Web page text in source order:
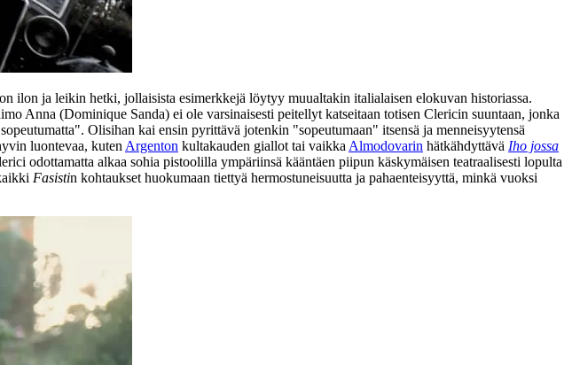
ilon ja leikin hetki, jollaisista esimerkkejä löytyy muualtakin italialaisen elokuvan historiassa.
Anna (Dominique Sanda) ei ole varsinaisesti peitellyt katseitaan totisen Clericin suuntaan, jonka
Olisihan kai ensin pyrittävä jotenkin "sopeutumaan" itsensä ja menneisyytensä
luontevaa, kuten Argenton kultakauden giallot tai vaikka Almodovarin hätkähdyttävä Iho jossa
odottamatta alkaa sohia pistoolilla ympäriinsä kääntäen piipun käskymäisen teatraalisesti lopulta
Fasistin kohtaukset huokumaan tiettyä hermostuneisuutta ja pahaenteisyyttä, minkä vuoksi